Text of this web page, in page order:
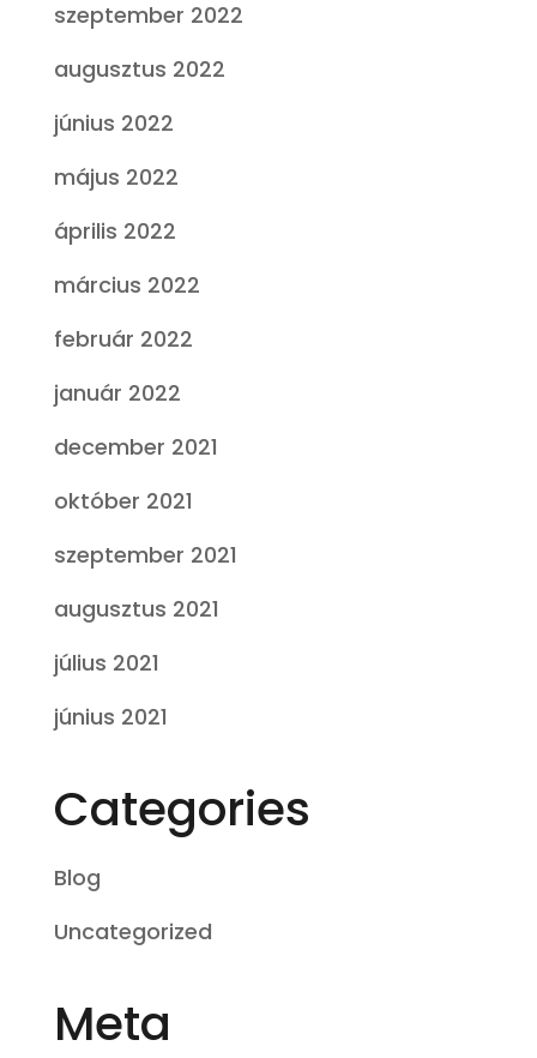
szeptember 2022
augusztus 2022
június 2022
május 2022
április 2022
március 2022
február 2022
január 2022
december 2021
október 2021
szeptember 2021
augusztus 2021
július 2021
június 2021
Categories
Blog
Uncategorized
Meta